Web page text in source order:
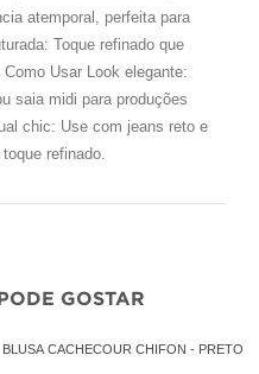
atemporal, perfeita para
Toque refinado que
Usar Look elegante:
saia midi para produções
chic: Use com jeans reto e
refinado.
GOSTAR
BLUSA CACHECOUR CHIFON - PRETO